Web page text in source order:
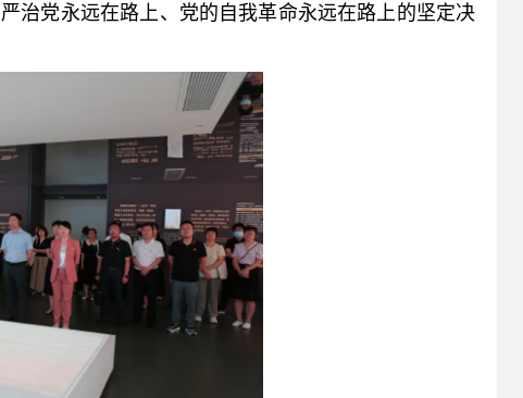
治党永远在路上、党的自我革命永远在路上的坚定决